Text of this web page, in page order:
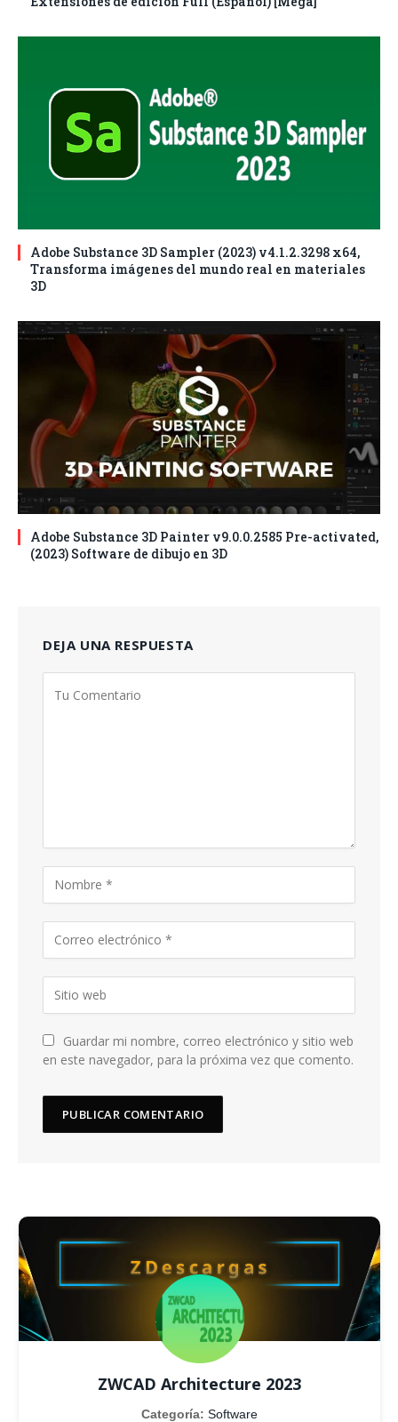
Adobe Substance 3D Sampler (2023) v4.1.2.3298 x64,
Transforma imágenes del mundo real en materiales
3D
Adobe Substance 3D Painter v9.0.0.2585 Pre-activated,
(2023) Software de dibujo en 3D
DEJA UNA RESPUESTA
Guardar mi nombre, correo electrónico y sitio web
en este navegador, para la próxima vez que comento.
ZWCAD Architecture 2023
Categoría: Software